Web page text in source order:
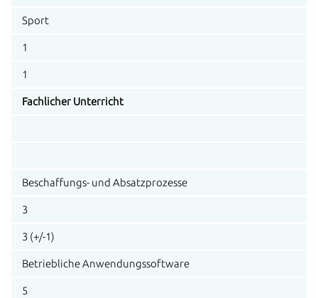
Sport
1
1
Fachlicher Unterricht
Beschaffungs- und Absatzprozesse
3
3 (+/-1)
Betriebliche Anwendungssoftware
5